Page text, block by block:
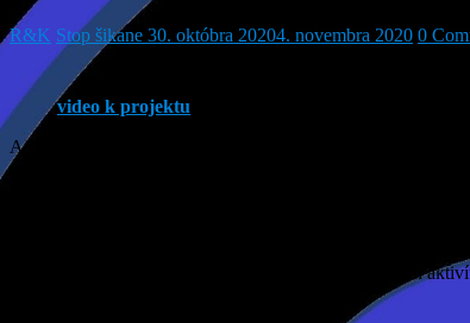
R&K Stop šikane 30. októbra 20204. novembra 2020 0
video k projektu
Ani sme sa nenazdali a náš projekt, ktorý sme si tak
a výstižných plagátov, vyrobili sme aj nástenky, videá a
Šikana je pojem, ktorý sa v súčasnej dobe veľmi často
negatívne dokáže ovplyvniť život našich žiakov, detí a má
ňou žiakov, avšak nie frontálnym vysvetľovaním a
učení, v projektovej výučbe, kde sa za pomoci rôznych